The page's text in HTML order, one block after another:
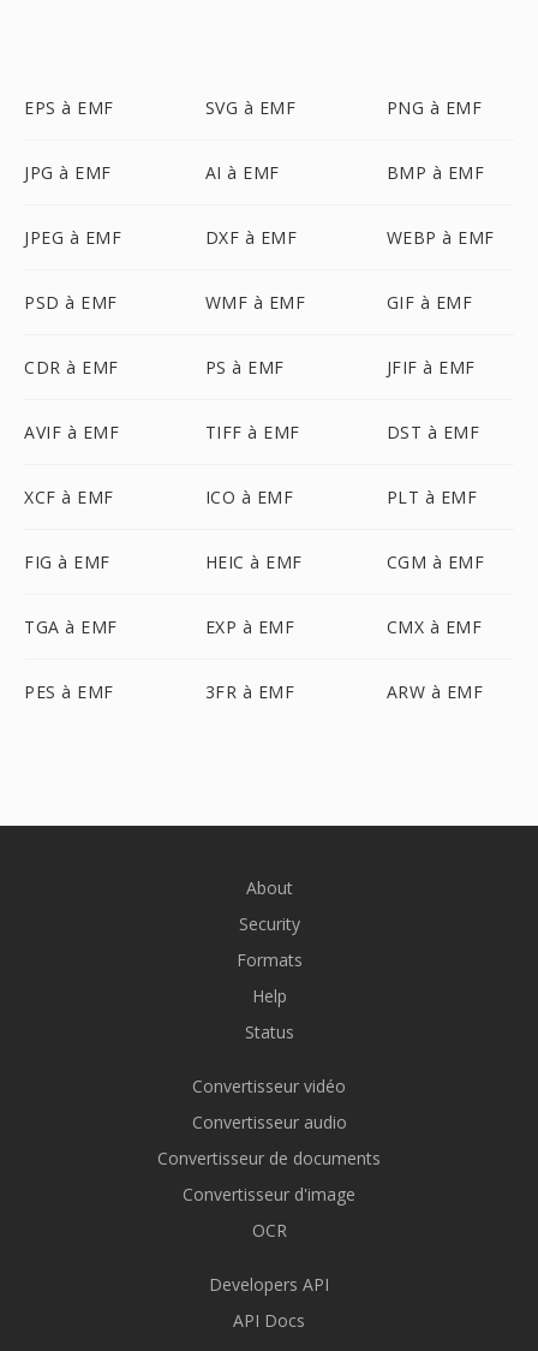
EPS à EMF SVG à EMF PNG à EMF
JPG à EMF AI à EMF BMP à EMF
JPEG à EMF DXF à EMF WEBP à EMF
PSD à EMF WMF à EMF GIF à EMF
CDR à EMF PS à EMF JFIF à EMF
AVIF à EMF TIFF à EMF DST à EMF
XCF à EMF ICO à EMF PLT à EMF
FIG à EMF HEIC à EMF CGM à EMF
TGA à EMF EXP à EMF CMX à EMF
PES à EMF 3FR à EMF ARW à EMF
About
Security
Formats
Help
Status
Convertisseur vidéo
Convertisseur audio
Convertisseur de documents
Convertisseur d'image
OCR
Developers API
API Docs